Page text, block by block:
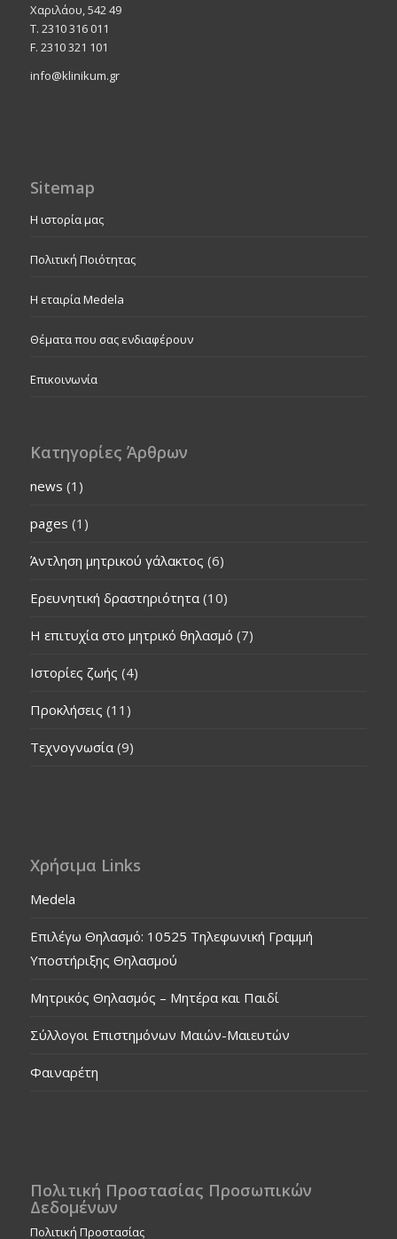
Χαριλάου, 542 49
T. 2310 316 011
F. 2310 321 101
info@klinikum.gr
Sitemap
Η ιστορία μας
Πολιτική Ποιότητας
Η εταιρία Medela
Θέματα που σας ενδιαφέρουν
Επικοινωνία
Κατηγορίες Άρθρων
news (1)
pages (1)
Άντληση μητρικού γάλακτος (6)
Ερευνητική δραστηριότητα(10)
Η επιτυχία στο μητρικό θηλασμό (7)
Ιστορίες ζωής (4)
Προκλήσεις (11)
Τεχνογνωσία(9)
Χρήσιμα Links
Medela
Επιλέγω Θηλασμό: 10525 Τηλεφωνική Γραμμή
Υποστήριξης Θηλασμού
Μητρικός Θηλασμός – Μητέρα και Παιδί
Σύλλογοι Επιστημόνων Μαιών-Μαιευτών
Φαιναρέτη
Πολιτική Προστασίας Προσωπικών
Δεδομένων
Πολιτική Προστασίας